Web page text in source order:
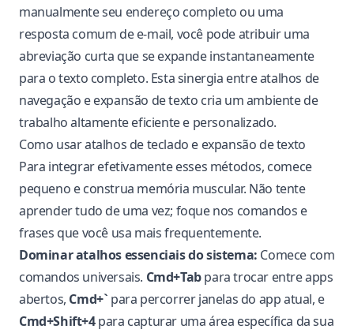
manualmente seu endereço completo ou uma
resposta comum de e-mail, você pode atribuir uma
abreviação curta que se expande instantaneamente
para o texto completo. Esta sinergia entre atalhos de
navegação e expansão de texto cria um ambiente de
trabalho altamente eficiente e personalizado.
Como usar atalhos de teclado e expansão de texto
Para integrar efetivamente esses métodos, comece
pequeno e construa memória muscular. Não tente
aprender tudo de uma vez; foque nos comandos e
frases que você usa mais frequentemente.
Dominar atalhos essenciais do sistema: Comece com
comandos universais. Cmd+Tabpara trocar entre apps
abertos, Cmd+` para percorrer janelas do app atual, e
Cmd+Shift+4para capturar uma área específica da sua